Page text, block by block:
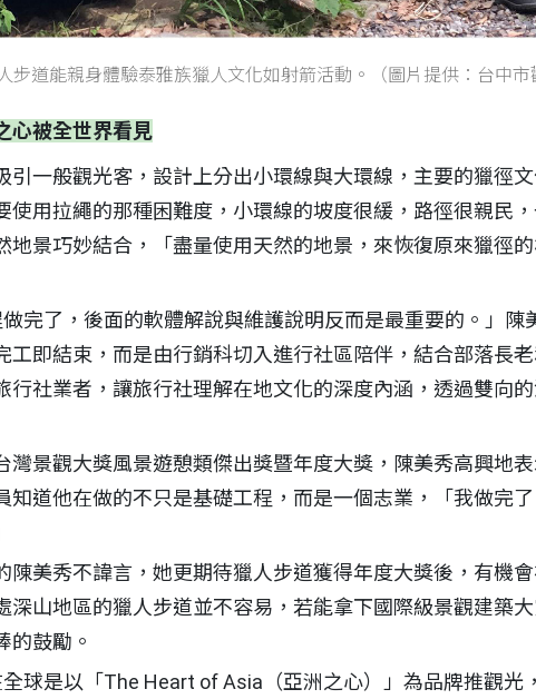
步道能親身體驗泰雅族獵人文化如射箭活動。（圖片提供：台中市
心被全世界看見
引一般觀光客，設計上分出小環線與大環線，主要的獵徑
使用拉繩的那種困難度，小環線的坡度很緩，路徑很親民
地景巧妙結合，「盡量使用天然的地景，來恢復原來獵徑
做完了，後面的軟體解說與維護說明反而是最重要的。」
工即結束，而是由行銷科切入進行社區陪伴，結合部落長
行社業者，讓旅行社理解在地文化的深度內涵，透過雙向
灣景觀大獎風景遊憩類傑出獎暨年度大獎，陳美秀高興地
知道他在做的不只是基礎工程，而是一個志業，「我做完
陳美秀不諱言，她更期待獵人步道獲得年度大獎後，有機
深山地區的獵人步道並不容易，若能拿下國際級景觀建築
的鼓勵。
球是以「The Heart of Asia（亞洲之心）」為品牌推觀光